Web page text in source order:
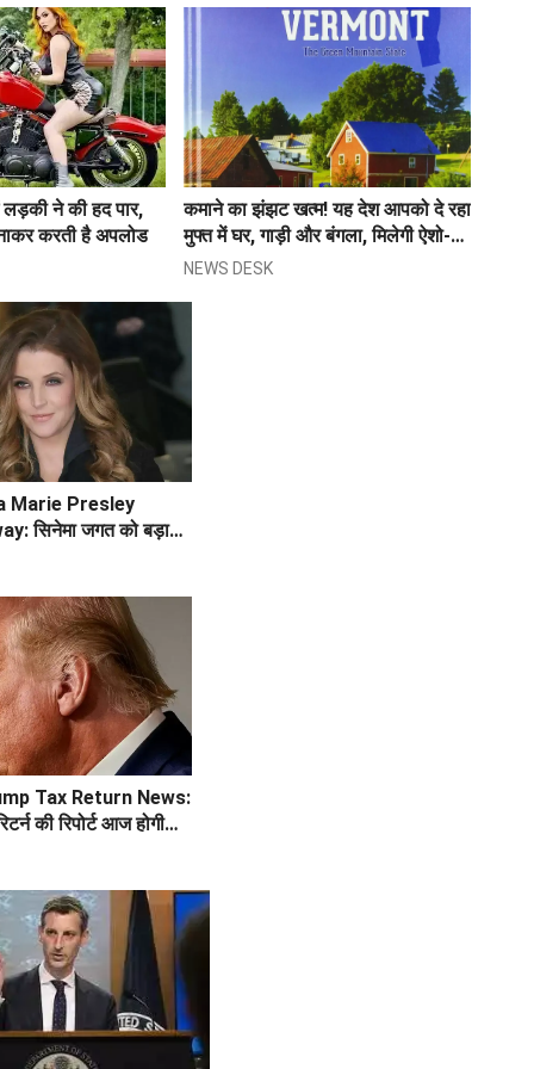
ने की हद पार,
करती है अपलोड
कमाने का झंझट खत्म! यह देश आपको दे रहा
मुफ्त में घर, गाड़ी और बंगला, मिलेगी ऐशो-
आराम की जिंदगी
NEWS DESK
Marie Presley
सिनेमा जगत को बड़ा
सिंगर का 54 साल की
Tax Return News:
की रिपोर्ट आज होगी
चौंकाने वाले खुलासे